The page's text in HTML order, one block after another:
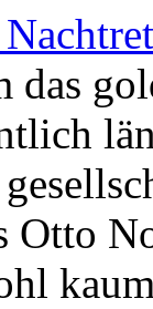
das
Otto